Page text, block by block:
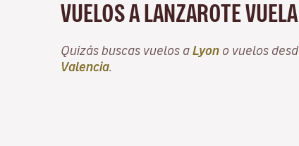
VUELOS A LANZAROTE
Quizás buscas vuelos a Lyon o vuelos
Valencia